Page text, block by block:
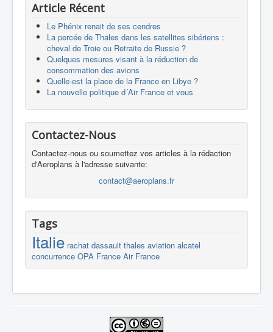
Europespace
Drones
Article Récent
Le Phénix renait de ses cendres
La percée de Thales dans les satellites sibériens :
cheval de Troie ou Retraite de Russie ?
Quelques mesures visant à la réduction de
consommation des avions
Quelle-est la place de la France en Libye ?
La nouvelle politique d´Air France et vous
Contactez-Nous
Contactez-nous ou soumettez vos articles à la rédaction
d'Aeroplans à l'adresse suivante:
contact@aeroplans.fr
Tags
Italie rachat dassault thales aviation alcatel
concurrence OPA France Air France